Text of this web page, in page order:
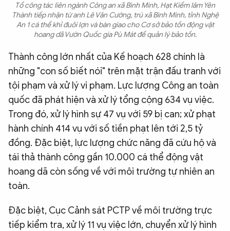
Tổ công tác liên ngành Công an xã Bình Minh, Hạt Kiểm lâm Yên
Thành tiếp nhận từ anh Lê Văn Cường, trú xã Bình Minh, tỉnh Nghệ
An 1 cá thể khỉ đuôi lợn và bàn giao cho Cơ sở bảo tồn động vật
hoang dã Vườn Quốc gia Pù Mát để quản lý bảo tồn.
Thành công lớn nhất của Kế hoạch 628 chính là
những "con số biết nói" trên mặt trận đấu tranh với
tội phạm và xử lý vi phạm. Lực lượng Công an toàn
quốc đã phát hiện và xử lý tổng cộng 634 vụ việc.
Trong đó, xử lý hình sự 47 vụ với 59 bị can; xử phạt
hành chính 414 vụ với số tiền phạt lên tới 2,5 tỷ
đồng. Đặc biệt, lực lượng chức năng đã cứu hộ và
tái thả thành công gần 10.000 cá thể động vật
hoang dã còn sống về với môi trường tự nhiên an
toàn.
Đặc biệt, Cục Cảnh sát PCTP về môi trường trực
tiếp kiểm tra, xử lý 11 vụ việc lớn, chuyển xử lý hình